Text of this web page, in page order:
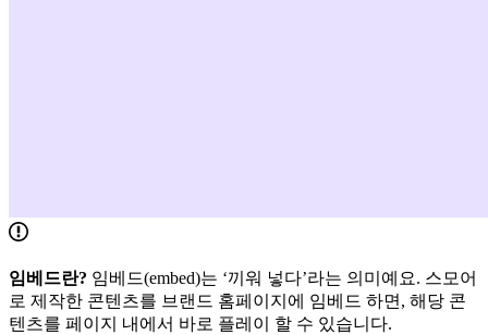
임베드란? 임베드(embed)는 ‘끼워 넣다’라는 의미예요. 스모어
로 제작한 콘텐츠를 브랜드 홈페이지에 임베드 하면, 해당 콘
텐츠를 페이지 내에서 바로 플레이 할 수 있습니다.